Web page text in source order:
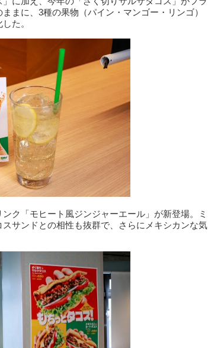
まに、3種の果物（パイン・マンゴー・リンゴ）
た。
ク「モヒート風ジンジャーエール」が新登場。ミ
サンドとの相性も抜群で、さらにメキシカンな気